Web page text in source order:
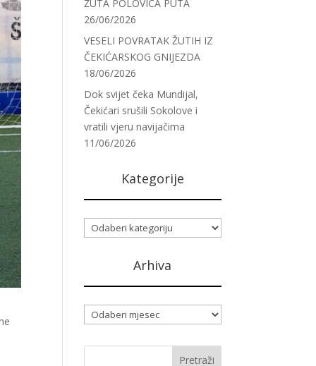
ŽUTA POLOVICA PUTA
26/06/2026
VESELI POVRATAK ŽUTIH IZ
ČEKIĆARSKOG GNIJEZDA
18/06/2026
Dok svijet čeka Mundijal,
Čekićari srušili Sokolove i
vratili vjeru navijačima
11/06/2026
Kategorije
Kategorije
Arhiva
Arhiva